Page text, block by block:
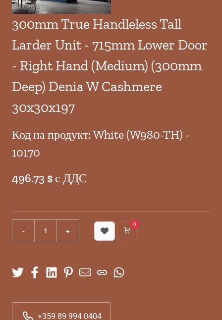
300mm True Handleless Tall
Larder Unit - 715mm Lower Door
- Right Hand (Medium) (300mm
Deep) Denia W Cashmere
30x30x197
Код на продукт: White (W980-TH) -
10170
496.73 $ с ДДС
0
+359 89 994 0404